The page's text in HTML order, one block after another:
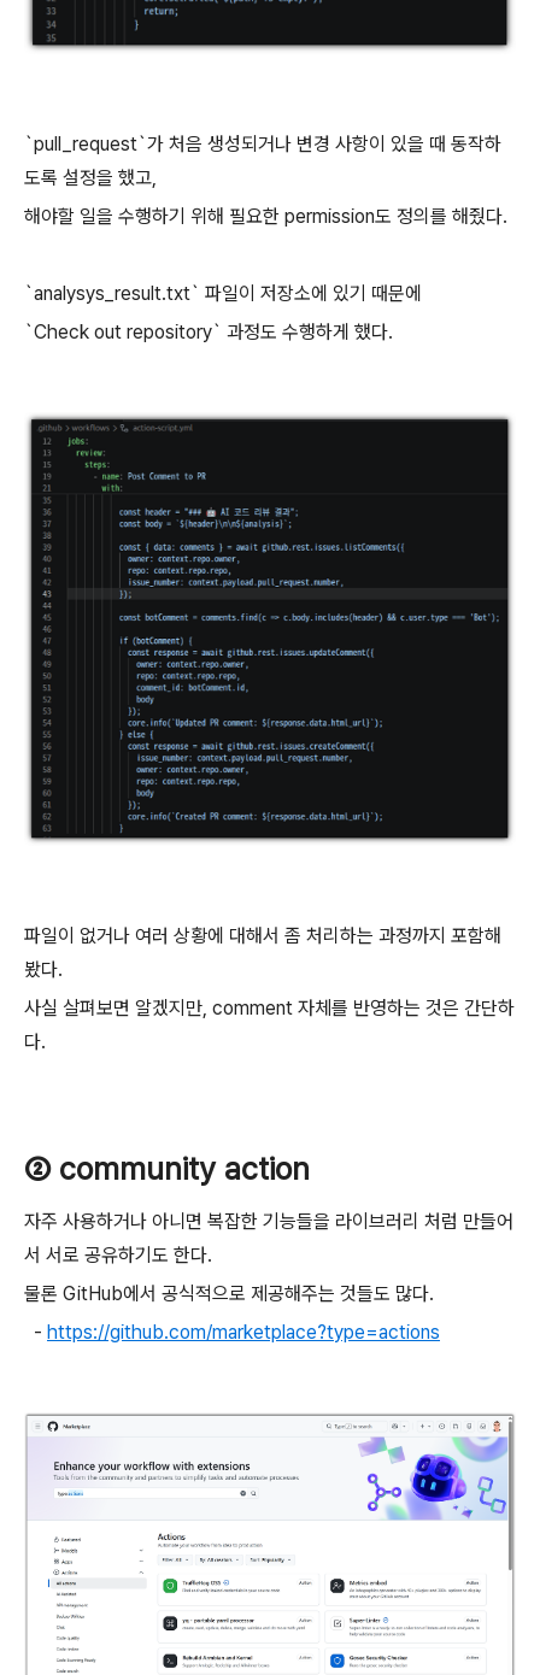
`pull_request`가 처음 생성되거나 변경 사항이 있을 때 동작하
도록 설정을 했고,
해야할 일을 수행하기 위해 필요한 permission도 정의를 해줬다.
`analysys_result.txt` 파일이 저장소에 있기 때문에
`Check out repository` 과정도 수행하게 했다.
파일이 없거나 여러 상황에 대해서 좀 처리하는 과정까지 포함해
봤다.
사실 살펴보면 알겠지만, comment 자체를 반영하는 것은 간단하
다.
② community action
자주 사용하거나 아니면 복잡한 기능들을 라이브러리 처럼 만들어
서 서로 공유하기도 한다.
물론 GitHub에서 공식적으로 제공해주는 것들도 많다.
- https://github.com/marketplace?type=actions